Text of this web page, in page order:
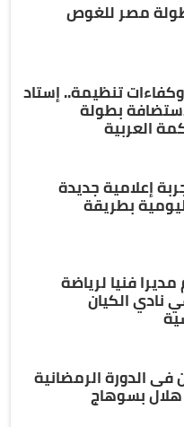
مصر للغوص
تنظيمة.. إستاد
بطولة
العربية
إعلامية جديدة
بطريقة
فنيا لرياضة
نادي الكيان
فى الدورة الرمضانية
بسوهاج